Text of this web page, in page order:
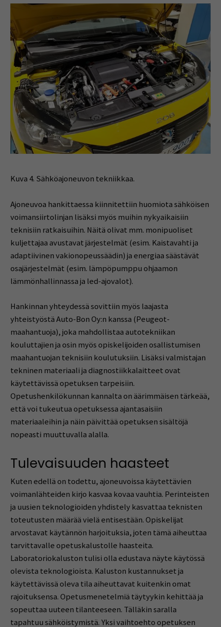
Kuva 4. Sähköajoneuvon tekniikkaa.
Ajoneuvoa hankittaessa kiinnitettiin huomiota sähköisen
voimansiirtolinjan lisäksi myös muihin nykyaikaisiin
teknisiin ratkaisuihin. Näitä olivat mm. monipuoliset
kuljettajaa avustavat järjestelmät (esim. Kaistavahti ja
adaptiivinen vakionopeussäädin) ja energiaa säästävät
osajärjestelmät (esim. lämpöpumppu ohjaamon
lämmönhallinnassa ja led-ajovalot).
Hankinnan yhteydessä sovittiin myös laajasta
yhteistyöstä Auto-Bon Oy:n kanssa (Peugeot-
maahantuoja), joka mahdollistaa autotekniikan
kouluttajien ja osin myös opiskelijoiden osallistumisen
maahantuojan teknisiin koulutuksiin. Lisäksi valmistajan
tekninen materiaali ja diagnostiikkalaitteet ovat
käytettävissä opetuksen tarpeisiin.
Opetushenkilökunnan kannalta on äärimmäisen tärkeää,
että voi tukeutua opetuksessa ajantasaisiin
materiaaleihin ja näin päivittää opetuksen sisältöjä
nopeasti muuttuvalla alalla.
Tulevaisuuden haasteet
Kuten edellä on todettu, ajoneuvoissa käytettävien
voimanlähteiden kirjo kasvaa kovaa vauhtia. Perinteisten
ja uusien teknologioiden yhdistely kasvattaa teknisten
toteutusten määrää vielä entisestään. Opiskelijat
arvostavat käytännön harjoituksia, joten tämä aiheuttaa
tarvittavalle opetuskalustolle haasteita.
Laboratoriokaluston tulisi olla edustava näyte käytössä
olevista teknologioista. Kaluston kustannukset ja
käytettävissä oleva tila aiheuttavat kuitenkin omat
rajoituksensa. Opetusmenetelmiä täytyykin kehittää ja
sopeuttaa uuteen tilanteeseen. Tälläkin saralla
tapahtuu sähköistymistä. Yksi vaihtoehto opetuksen